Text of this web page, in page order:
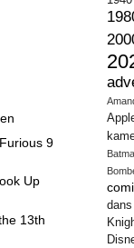
9
Up
13th
dans